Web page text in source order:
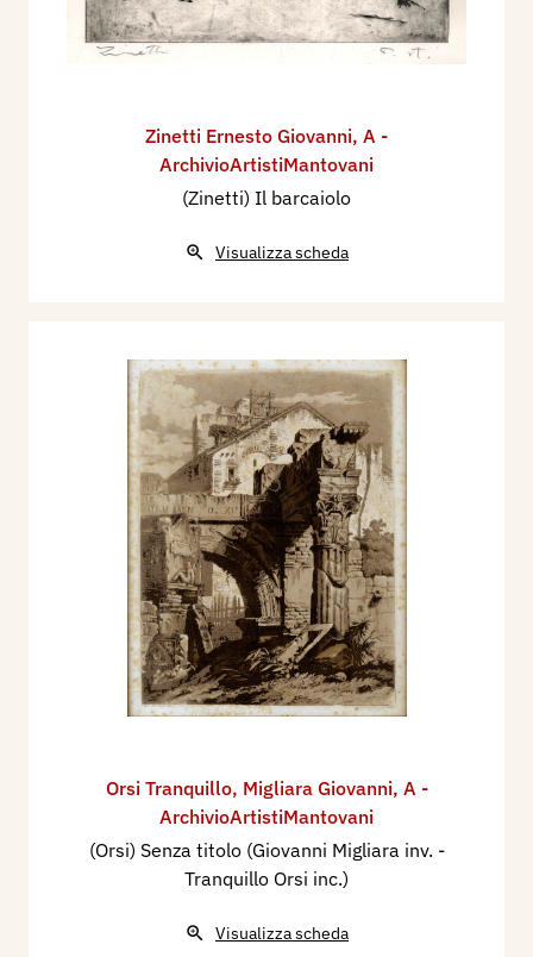
Zinetti Ernesto Giovanni, A -
ArchivioArtistiMantovani
(Zinetti) Il barcaiolo
Visualizza scheda
Orsi Tranquillo, Migliara Giovanni, A -
ArchivioArtistiMantovani
(Orsi) Senza titolo (Giovanni Migliara inv. -
Tranquillo Orsi inc.)
Visualizza scheda